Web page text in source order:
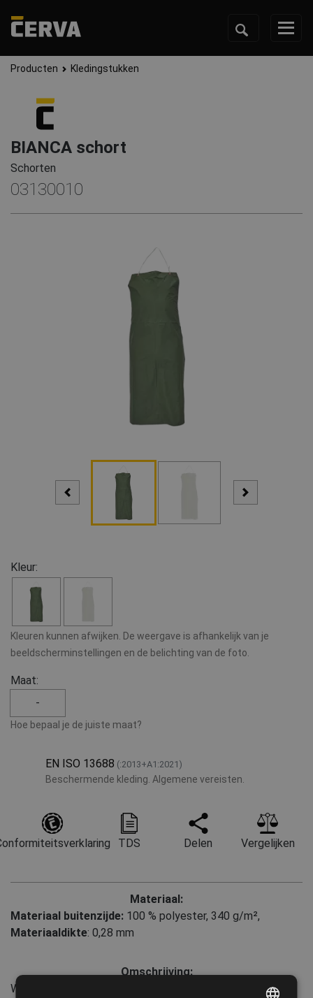
Producten Kledingstukken
BIANCA schort
Schorten
03130010
Kleur:
Kleuren kunnen afwijken. De weergave is afhankelijk van je
beeldscherminstellingen en de belichting van de foto.
Maat:
-
Hoe bepaal je de juiste maat?
EN ISO 13688 (:2013+A1:2021)
Beschermende kleding. Algemene vereisten.
TDS Delen Vergelijken
Materiaal:
Materiaal buitenzijde: 100 % polyester, 340 g/m²,
Materiaaldikte: 0,28 mm
Omschrijving:
Waterbestendig werkschort. Afmetingen 90x120 CM